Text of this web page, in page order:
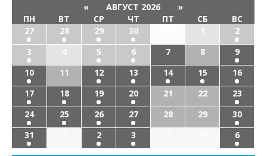
« АВГУСТ 2026
»
ПН
ВТ СР ЧТ ПТ СБ
ВС
27
28 29 30 1
2
3
4 5 6 7 8
9
10
11 12 13 14 15
16
17
18 19 20 21 22
23
24
25 26 27 28 29
30
31
2 3 6